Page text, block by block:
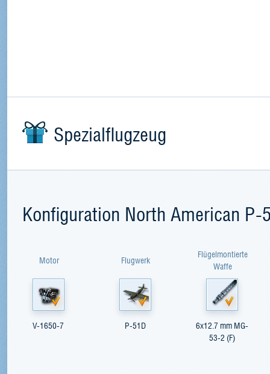
Spezialflugzeug
Konfiguration North American P-
Motor
V-1650-7
Flugwerk
P-51D
Flügelmontierte
Waffe
6x12.7 mm MG-
53-2 (F)